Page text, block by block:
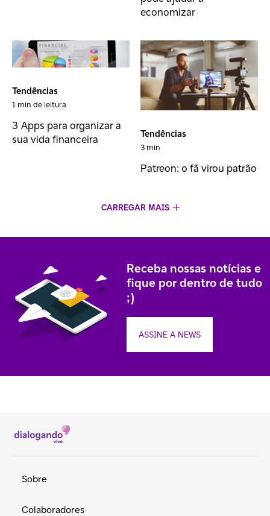
economizar
Tendências
1 min de leitura
3 Apps para organizar a
sua vida financeira
Tendências
3 min
Patreon: o fã virou patrão
CARREGAR MAIS
Receba nossas notícias e
fique por dentro de tudo
;)
ASSINE A NEWS
Sobre
Colaboradores